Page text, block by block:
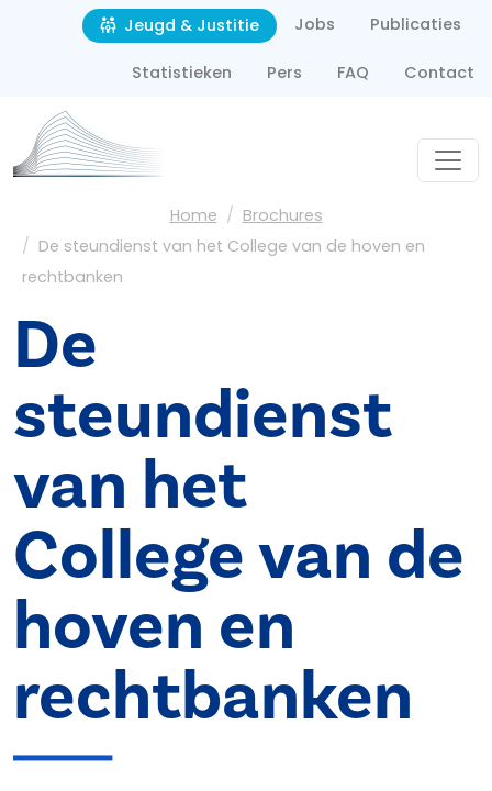
Overslaan en naar de inhoud gaan
Second navigation
Jeugd & Justitie Jobs Publicaties
Statistieken Pers FAQ Contact
Kruimelpad
Home
Brochures
De steundienst van het College van de hoven en
rechtbanken
De
steundienst
van het
College van de
hoven en
rechtbanken